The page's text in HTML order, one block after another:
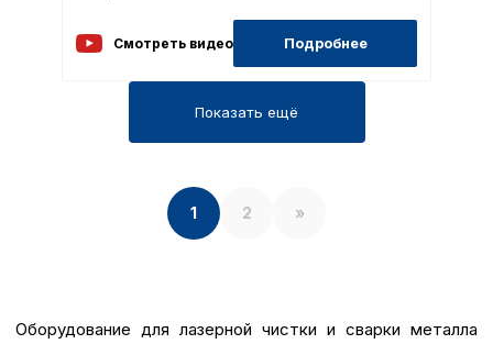
Смотреть видео Подробнее
1 2 »
Показать ещё
Оборудование для лазерной чистки и сварки металла